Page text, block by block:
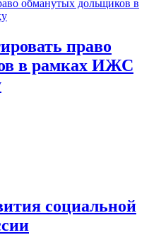
право
в рамках ИЖС
социальной